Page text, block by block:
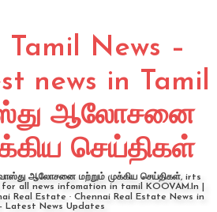
Tamil News –
news in Tamil
ஆலோசனை
செய்திகள்
வாஸ்து ஆலோசனை மற்றும் முக்கிய செய்திகள், irts
all news infomation in tamil KOOVAM.In |
Real Estate · Chennai Real Estate News in
Latest News Updates